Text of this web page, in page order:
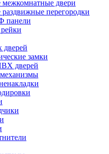
двери
перегородки
панели
дверей
замки
дверей